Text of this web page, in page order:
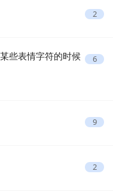
2
些表情字符的时候
6
9
2